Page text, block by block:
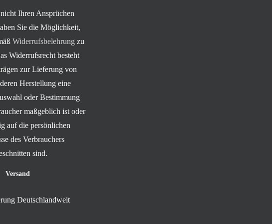
Ihren Ansprüchen
Sie die Möglichkeit,
Widerrufsbelehrung zu
Widerrufsrecht besteht
zur Lieferung von
Herstellung eine
oder Bestimmung
maßgeblich ist oder
auf die persönlichen
des Verbrauchers
sind.
Versand
Deutschlandweit